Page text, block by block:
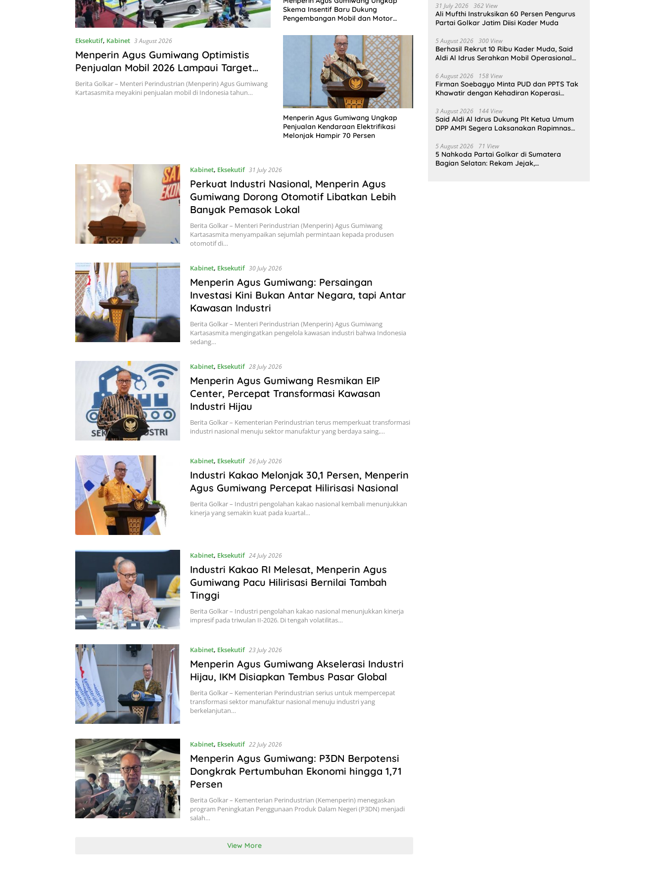
Eksekutif, Kabinet 3 August 2026
Menperin Agus Gumiwang Optimistis
Penjualan Mobil 2026 Lampaui Target
850 Ribu Unit
Berita Golkar – Menteri Perindustrian (Menperin) Agus Gumiwang
Kartasasmita meyakini penjualan mobil di Indonesia tahun…
Skema Insentif Baru Dukung
Pengembangan Mobil dan Motor
Menperin Agus Gumiwang Ungkap
Penjualan Kendaraan Elektrifikasi
Melonjak Hampir 70 Persen
Kabinet, Eksekutif 31 July 2026
Perkuat Industri Nasional, Menperin Agus
Gumiwang Dorong Otomotif Libatkan Lebih
Banyak Pemasok Lokal
Berita Golkar – Menteri Perindustrian (Menperin) Agus Gumiwang
Kartasasmita menyampaikan sejumlah permintaan kepada produsen
otomotif di…
Kabinet, Eksekutif 30 July 2026
Menperin Agus Gumiwang: Persaingan
Investasi Kini Bukan Antar Negara, tapi Antar
Kawasan Industri
Berita Golkar – Menteri Perindustrian (Menperin) Agus Gumiwang
Kartasasmita mengingatkan pengelola kawasan industri bahwa Indonesia
sedang…
Kabinet, Eksekutif 28 July 2026
Menperin Agus Gumiwang Resmikan EIP
Center, Percepat Transformasi Kawasan
Industri Hijau
Berita Golkar – Kementerian Perindustrian terus memperkuat transformasi
industri nasional menuju sektor manufaktur yang berdaya saing,…
Kabinet, Eksekutif 26 July 2026
Industri Kakao Melonjak 30,1 Persen, Menperin
Agus Gumiwang Percepat Hilirisasi Nasional
Berita Golkar – Industri pengolahan kakao nasional kembali menunjukkan
kinerja yang semakin kuat pada kuartal…
Kabinet, Eksekutif 24 July 2026
Industri Kakao RI Melesat, Menperin Agus
Gumiwang Pacu Hilirisasi Bernilai Tambah
Tinggi
Berita Golkar – Industri pengolahan kakao nasional menunjukkan kinerja
impresif pada triwulan II-2026. Di tengah volatilitas…
Kabinet, Eksekutif 23 July 2026
Menperin Agus Gumiwang Akselerasi Industri
Hijau, IKM Disiapkan Tembus Pasar Global
Berita Golkar – Kementerian Perindustrian serius untuk mempercepat
transformasi sektor manufaktur nasional menuju industri yang
berkelanjutan…
Kabinet, Eksekutif 22 July 2026
Menperin Agus Gumiwang: P3DN Berpotensi
Dongkrak Pertumbuhan Ekonomi hingga 1,71
Persen
Berita Golkar – Kementerian Perindustrian (Kemenperin) menegaskan
program Peningkatan Penggunaan Produk Dalam Negeri (P3DN) menjadi
salah…
View More
31 July 2026 362 View
Ali Mufthi Instruksikan 60 Persen Pengurus
Partai Golkar Jatim Diisi Kader Muda
5 August 2026 300 View
Berhasil Rekrut 10 Ribu Kader Muda, Said
Aldi Al Idrus Serahkan Mobil Operasional
6 August 2026 158 View
Firman Soebagyo Minta PUD dan PPTS Tak
Khawatir dengan Kehadiran Koperasi
3 August 2026 144 View
Said Aldi Al Idrus Dukung Plt Ketua Umum
DPP AMPI Segera Laksanakan Rapimnas
5 August 2026 71 View
5 Nahkoda Partai Golkar di Sumatera
Bagian Selatan: Rekam Jejak,